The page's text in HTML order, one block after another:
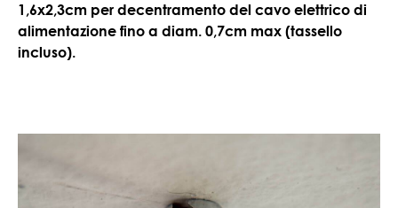
1,6x2,3cm per decentramento del cavo elettrico di
alimentazione fino a diam. 0,7cm max (tassello
incluso).